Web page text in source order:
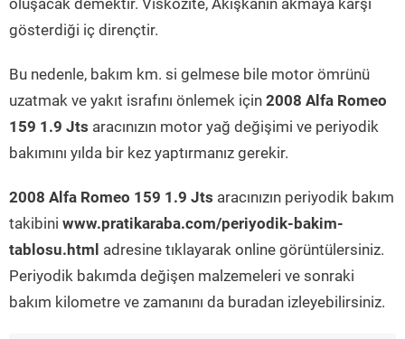
oluşacak demektir. Viskozite, Akışkanın akmaya karşı
gösterdiği iç dirençtir.
Bu nedenle, bakım km. si gelmese bile motor ömrünü
uzatmak ve yakıt israfını önlemek için 2008 Alfa Romeo
159 1.9 Jts aracınızın motor yağ değişimi ve periyodik
bakımını yılda bir kez yaptırmanız gerekir.
2008 Alfa Romeo 159 1.9 Jts aracınızın periyodik bakım
takibini www.pratikaraba.com/periyodik-bakim-
tablosu.html adresine tıklayarak online görüntülersiniz.
Periyodik bakımda değişen malzemeleri ve sonraki
bakım kilometre ve zamanını da buradan izleyebilirsiniz.